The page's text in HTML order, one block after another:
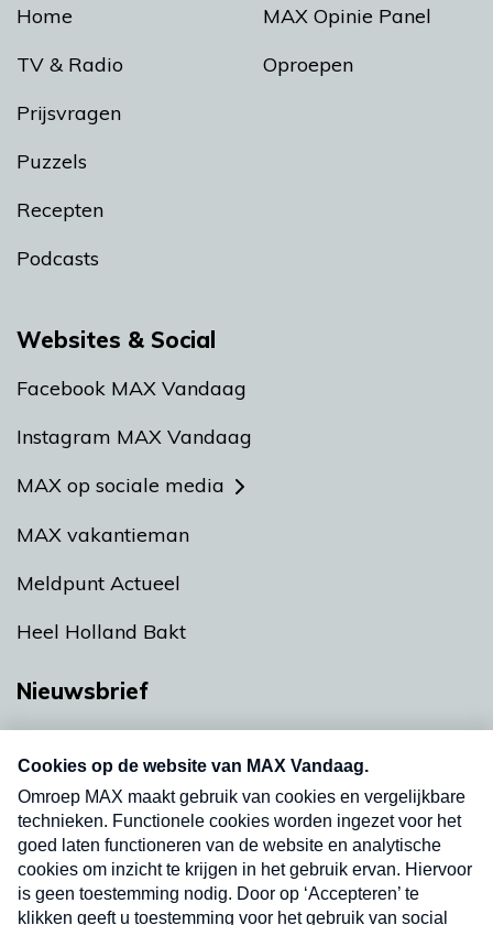
Home
TV & Radio
Prijsvragen
Puzzels
Recepten
Podcasts
MAX Opinie Panel
Oproepen
Websites & Social
Facebook MAX Vandaag
Instagram MAX Vandaag
MAX op sociale media
MAX vakantieman
Meldpunt Actueel
Heel Holland Bakt
Nieuwsbrief
nieuwsbrief. Elke vrijdag- en dinsdagochtend in
uw mailbox.
Verzend